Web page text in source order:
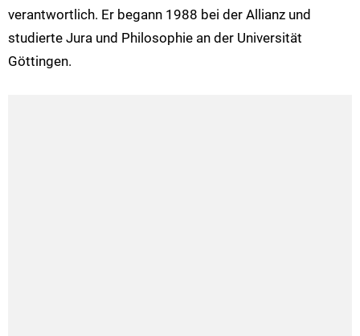
verantwortlich. Er begann 1988 bei der Allianz und
studierte Jura und Philosophie an der Universität
Göttingen.